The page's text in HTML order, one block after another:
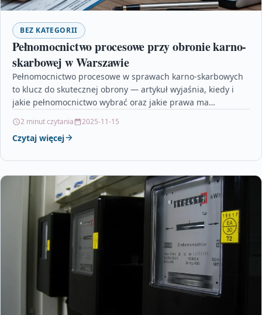
BEZ KATEGORII
Pełnomocnictwo procesowe przy obronie karno-
skarbowej w Warszawie
Pełnomocnictwo procesowe w sprawach karno-skarbowych
to klucz do skutecznej obrony — artykuł wyjaśnia, kiedy i
jakie pełnomocnictwo wybrać oraz jakie prawa ma
2 minut czytania 2025-11-15
Czytaj więcej